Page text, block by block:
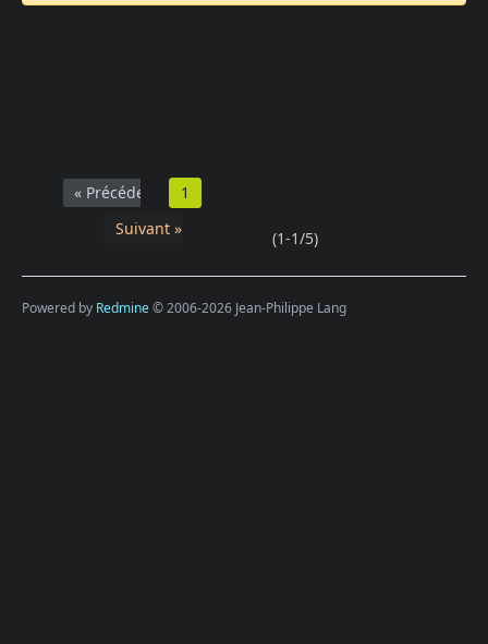
« Précédent
1
Suivant »
(1-1/5)
Powered by Redmine© 2006-2026 Jean-Philippe Lang